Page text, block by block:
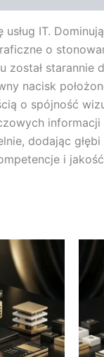
IT.
o
został starannie
nacisk
o spójność
informacji
dodając
i